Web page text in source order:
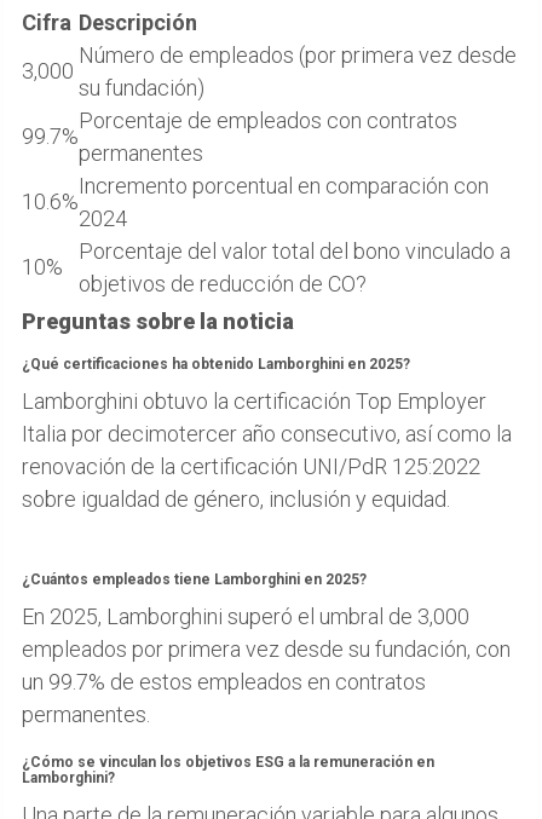
Cifra Descripción
3,000
Número de empleados (por primera vez desde
su fundación)
99.7%
Porcentaje de empleados con contratos
permanentes
10.6%
Incremento porcentual en comparación con
2024
10%
Porcentaje del valor total del bono vinculado a
objetivos de reducción de CO?
Preguntas sobre la noticia
¿Qué certificaciones ha obtenido Lamborghini en 2025?
Lamborghini obtuvo la certificación Top Employer
Italia por decimotercer año consecutivo, así como la
renovación de la certificación UNI/PdR 125:2022
sobre igualdad de género, inclusión y equidad.
¿Cuántos empleados tiene Lamborghini en 2025?
En 2025, Lamborghini superó el umbral de 3,000
empleados por primera vez desde su fundación, con
un 99.7% de estos empleados en contratos
permanentes.
¿Cómo se vinculan los objetivos ESG a la remuneración en
Lamborghini?